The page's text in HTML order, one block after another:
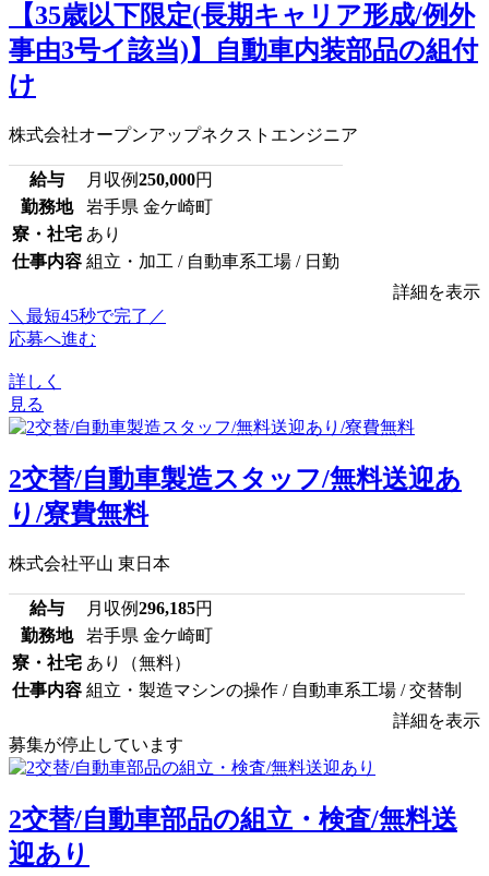
【35歳以下限定(長期キャリア形成/例外
事由3号イ該当)】自動車内装部品の組付
け
株式会社オープンアップネクストエンジニア
給与 月収例250,000円
勤務地
岩手県 金ケ崎町
寮・社宅 あり
仕事内容 組立・加工 / 自動車系工場 / 日勤
詳細を表示
＼最短45秒で完了／
応募へ進む
詳しく
見る
2交替/自動車製造スタッフ/無料送迎あ
り/寮費無料
株式会社平山 東日本
給与 月収例296,185円
勤務地
岩手県 金ケ崎町
寮・社宅 あり（無料）
仕事内容 組立・製造マシンの操作 / 自動車系工場 / 交替制
詳細を表示
募集が停止しています
2交替/自動車部品の組立・検査/無料送
迎あり